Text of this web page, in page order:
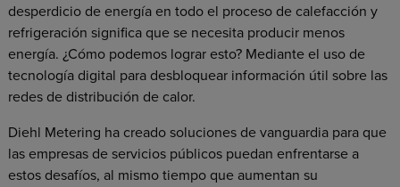
desperdicio de energía en todo el proceso de calefacción y
refrigeración significa que se necesita producir menos
energía. ¿Cómo podemos lograr esto? Mediante el uso de
tecnología digital para desbloquear información útil sobre las
redes de distribución de calor.
Diehl Metering ha creado soluciones de vanguardia para que
las empresas de servicios públicos puedan enfrentarse a
estos desafíos, al mismo tiempo que aumentan su